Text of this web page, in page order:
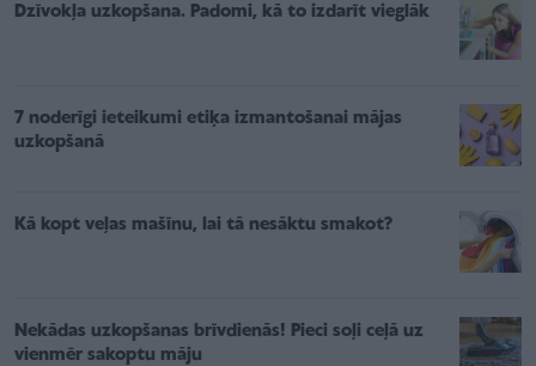
Dzīvokļa uzkopšana. Padomi, kā to izdarīt vieglāk
7 noderīgi ieteikumi etiķa izmantošanai mājas
uzkopšanā
Kā kopt veļas mašīnu, lai tā nesāktu smakot?
Nekādas uzkopšanas brīvdienās! Pieci soļi ceļā uz
vienmēr sakoptu māju